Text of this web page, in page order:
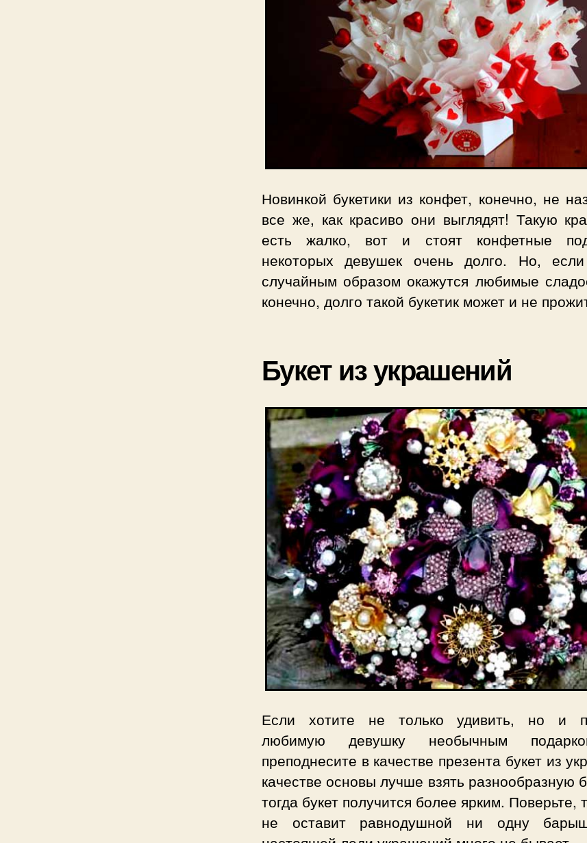
Новинкой букетики из конфет, конечно, не
все же, как красиво они выглядят! Такую
есть жалко, вот и стоят конфетные
некоторых девушек очень долго. Но,
случайным образом окажутся любимые
конечно, долго такой букетик может и не
Букет из украшений
Если хотите не только удивить, но и
любимую девушку необычным
преподнесите в качестве презента букет из
качестве основы лучше взять разнообразную
тогда букет получится более ярким. Поверьте,
не оставит равнодушной ни одну